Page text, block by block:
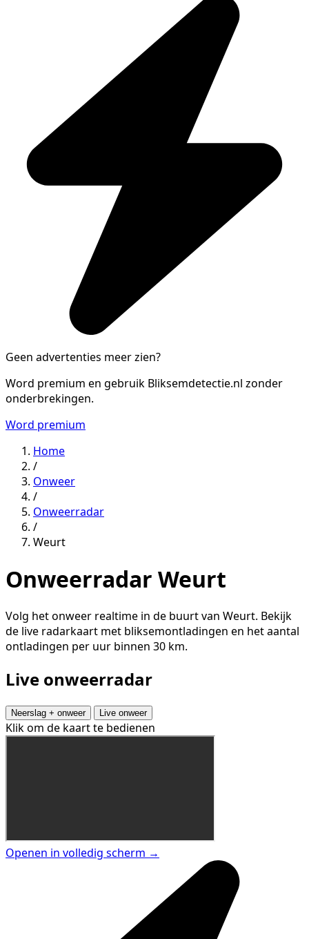
Geen advertenties meer zien?
Word premium en gebruik Bliksemdetectie.nl zonder
onderbrekingen.
Word premium
Home
/
Onweer
/
Onweerradar
/
Weurt
Onweerradar Weurt
Volg het onweer realtime in de buurt van Weurt. Bekijk
de live radarkaart met bliksemontladingen en het aantal
ontladingen per uur binnen 30 km.
Live onweerradar
Neerslag + onweer Live onweer
Klik om de kaart te bedienen
Openen in volledig scherm →